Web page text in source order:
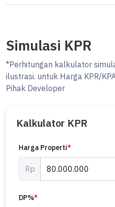
Simulasi KPR
*Perhitungan kalkulator
ilustrasi. untuk Harga KPR/
Pihak Developer
Kalkulator KPR
Harga Properti*
Rp
DP%*